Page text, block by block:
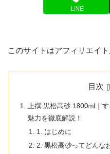
LINE
このサイトはアフィリエイ
目次
上撰 黒松高砂 1800ml｜
魅力を徹底解説！
1. はじめに
2. 黒松高砂ってどんな